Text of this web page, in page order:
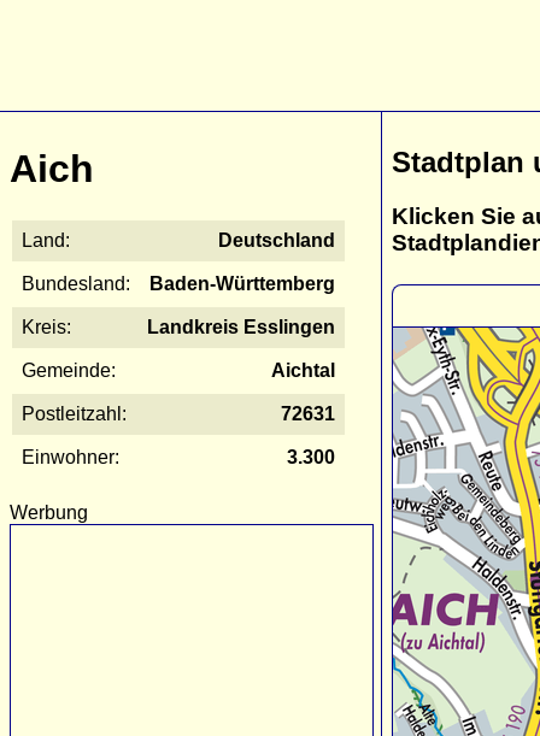
Aich
Land: Deutschland
Bundesland: Baden-Württemberg
Kreis: Landkreis Esslingen
Gemeinde: Aichtal
Postleitzahl: 72631
Einwohner: 3.300
Werbung
Stadtplan
Klicken Sie